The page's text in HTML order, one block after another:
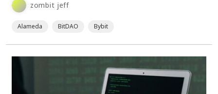
zombit jeff
Alameda BitDAO Bybit